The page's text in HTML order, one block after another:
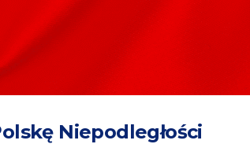
Niepodległości